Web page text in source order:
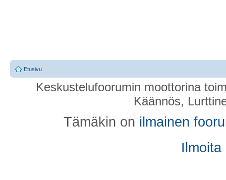
Etusivu
Keskustelufoorumin moottorina
Käännös,
Tämäkin on ilmainen